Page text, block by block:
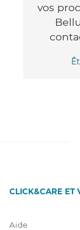
vos
CLICK&CARE ET
Aide